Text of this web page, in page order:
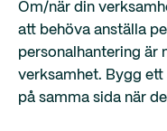
Om/när din
att behöva anställa
personalhantering är
verksamhet. Bygg
på samma sida när